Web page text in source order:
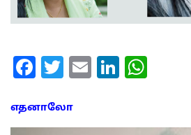
Facebook
Twitter
EmailLinkedIn
எதனாலோ